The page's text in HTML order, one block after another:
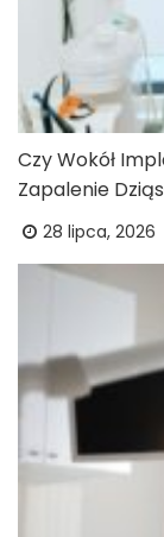
Czy Wokół
Zapalenie
28 lipca, 2026